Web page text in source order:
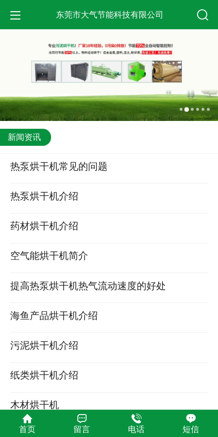
东莞市大气节能科技有限公司
新闻资讯
热泵烘干机常见的问题
热泵烘干机介绍
药材烘干机介绍
空气能烘干机简介
提高热泵烘干机热气流动速度的好处
海鱼产品烘干机介绍
污泥烘干机介绍
纸类烘干机介绍
木材烘干机
塑料烘干机介绍
首页 留言 电话 短信